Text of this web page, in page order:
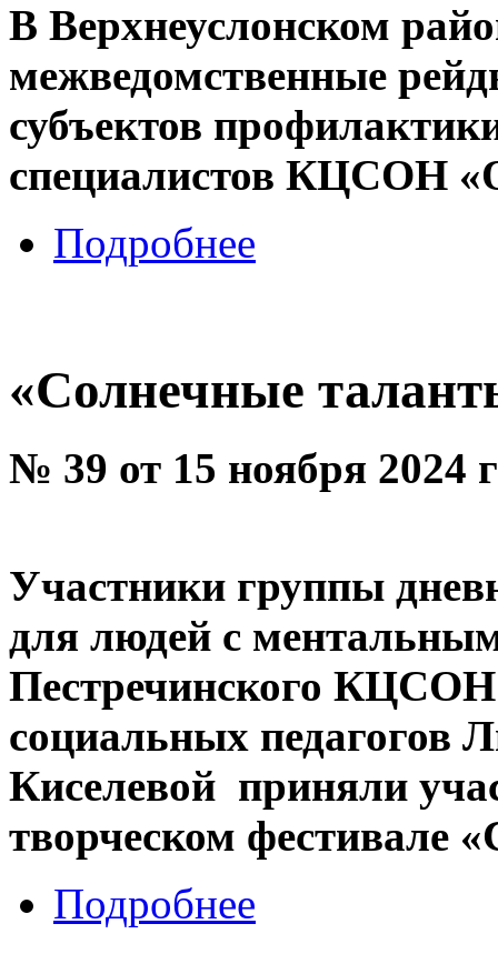
В Верхнеуслонском
межведомственные
субъектов
специалистов КЦСОН
Подробнее
«Солнечные
№ 39 от 15 ноября 2024
Участники группы
для людей с
Пестречинского КЦСОН
социальных педагогов
Киселевой приняли
творческом фестивале
Подробнее